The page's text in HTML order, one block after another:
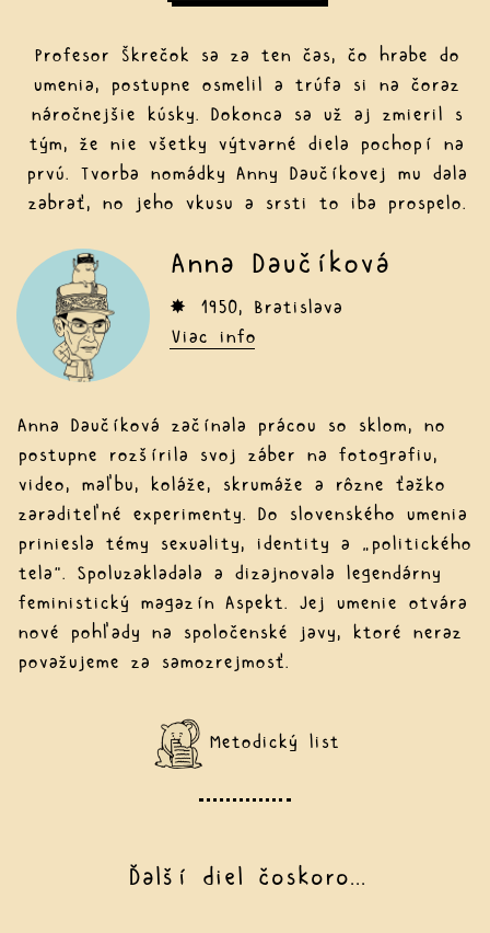
Profesor Škrečok sa za ten čas, čo hrabe do
umenia, postupne osmelil a trúfa si na čoraz
náročnejšie kúsky. Dokonca sa už aj zmieril s
tým, že nie všetky výtvarné diela pochopí na
prvú. Tvorba nomádky Anny Daučíkovej mu dala
zabrať, no jeho vkusu a srsti to iba prospelo.
Anna Daučíková
✸ 1950, Bratislava
Viac info
Anna Daučíková začínala prácou so sklom, no
postupne rozšírila svoj záber na fotografiu,
video, maľbu, koláže, skrumáže a rôzne ťažko
zaraditeľné experimenty. Do slovenského umenia
priniesla témy sexuality, identity a „politického
tela“. Spoluzakladala a dizajnovala legendárny
feministický magazín Aspekt. Jej umenie otvára
nové pohľady na spoločenské javy, ktoré neraz
považujeme za samozrejmosť.
Metodický list
Ďalší diel čoskoro...